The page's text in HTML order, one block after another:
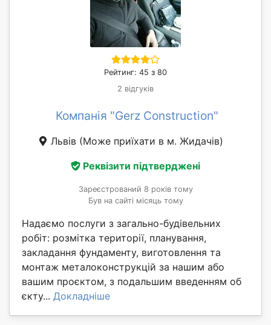
Рейтинг: 45 з 80
2 відгуків
Компанія "Gerz Construction"
Львів (Може приїхати в м. Жидачів)
Реквізити підтверджені
Зареєстрований 8 років тому
Був на сайті місяць тому
Надаємо послуги з загально-будівельних
робіт: розмітка території, планування,
закладання фундаменту, виготовлення та
монтаж металоконструкцій за нашим або
вашим проєктом, з подальшим введенням об
єкту... Докладніше